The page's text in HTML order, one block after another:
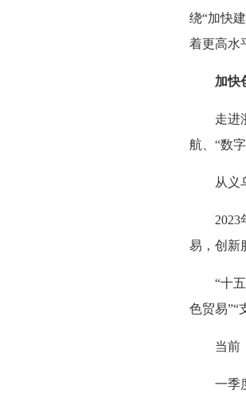
绕“加快
着更高水
加快
走进
航、“数
从义
易，创新
“十
色贸易”“
当前
一季